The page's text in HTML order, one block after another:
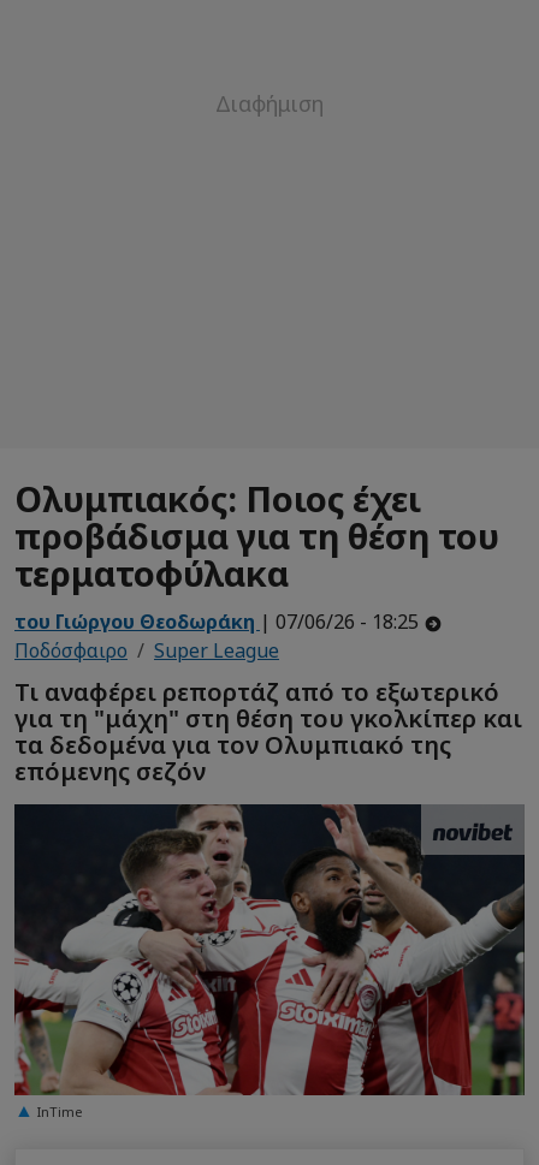
Ολυμπιακός: Ποιος έχει
προβάδισμα για τη θέση του
τερματοφύλακα
του Γιώργου Θεοδωράκη | 07/06/26 - 18:25
Ποδόσφαιρο
Super League
Τι αναφέρει ρεπορτάζ από το εξωτερικό
για τη "μάχη" στη θέση του γκολκίπερ και
τα δεδομένα για τον Ολυμπιακό της
επόμενης σεζόν
InTime